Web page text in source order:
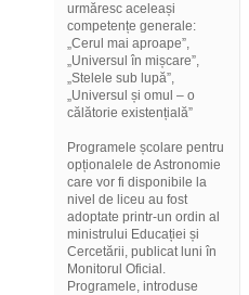
urmăresc aceleași
competențe generale:
„Cerul mai aproape”,
„Universul în mișcare”,
„Stelele sub lupă”,
„Universul și omul – o
călătorie existențială”
Programele școlare pentru
opționalele de Astronomie
care vor fi disponibile la
nivel de liceu au fost
adoptate printr-un ordin al
ministrului Educației și
Cercetării, publicat luni în
Monitorul Oficial.
Programele, introduse